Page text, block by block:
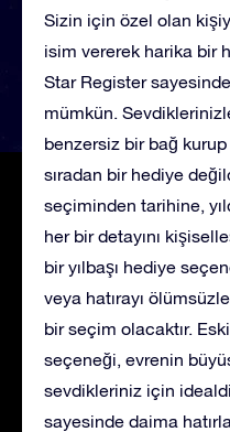
Sizin için özel olan
isim vererek harika bir
Star Register sayesinde
mümkün.
benzersiz bir bağ kurup
sıradan bir hediye
seçiminden tarihine,
her bir detayını
bir yılbaşı hediye
veya hatırayı
bir seçim olacaktır.
seçeneği, evrenin
sevdikleriniz için
sayesinde daima